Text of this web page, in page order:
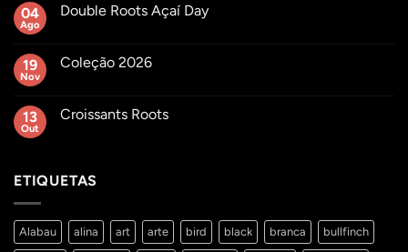
Roots
Day
Autódromo
04
Ago
Double Roots Açaí Day
Double
19
Nov
Coleção 2026
Coleção
13
Out
Croissants Roots
Roots
ETIQUETAS
Alabau alina art arte bird black branca bullfinch